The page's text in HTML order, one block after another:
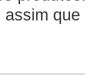
assim